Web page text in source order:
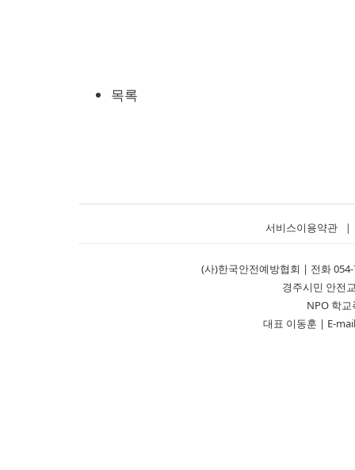
목록
서비스이용약관 |
(사)한국안전예방협회 | 전화
경주시민 안전
NPO 학
대표 이동훈 | E-